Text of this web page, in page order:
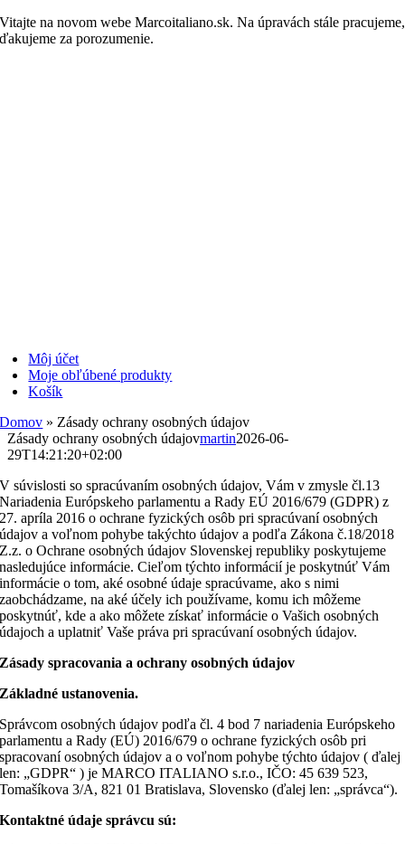
Skip
to
Vitajte na novom webe Marcoitaliano.sk. Na úpravách stále pracujeme,
ďakujeme za porozumenie.
Môj účet
Moje obľúbené produkty
Košík
Domov » Zásady ochrany osobných údajov
Zásady ochrany osobných údajovmartin2026-06-
29T14:21:20+02:00
V súvislosti so spracúvaním osobných údajov, Vám v zmysle čl.13
Nariadenia Európskeho parlamentu a Rady EÚ 2016/679 (GDPR) z
27. apríla 2016 o ochrane fyzických osôb pri spracúvaní osobných
údajov a voľnom pohybe takýchto údajov a podľa Zákona č.18/2018
Z.z. o Ochrane osobných údajov Slovenskej republiky poskytujeme
nasledujúce informácie. Cieľom týchto informácií je poskytnúť Vám
informácie o tom, aké osobné údaje spracúvame, ako s nimi
zaobchádzame, na aké účely ich používame, komu ich môžeme
poskytnúť, kde a ako môžete získať informácie o Vašich osobných
údajoch a uplatniť Vaše práva pri spracúvaní osobných údajov.
Zásady spracovania a ochrany osobných údajov
Základné ustanovenia.
Správcom osobných údajov podľa čl. 4 bod 7 nariadenia Európskeho
parlamentu a Rady (EÚ) 2016/679 o ochrane fyzických osôb pri
spracovaní osobných údajov a o voľnom pohybe týchto údajov ( ďalej
len: „GDPR“ ) je MARCO ITALIANO s.r.o., IČO: 45 639 523,
Tomašíkova 3/A, 821 01 Bratislava, Slovensko (ďalej len: „správca“).
Kontaktné údaje správcu sú: